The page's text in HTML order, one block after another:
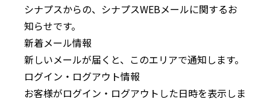
シナプスからの、シナプスWEBメールに関するお
知らせです。
新着メール情報
新しいメールが届くと、このエリアで通知します。
ログイン・ログアウト情報
お客様がログイン・ログアウトした日時を表示しま